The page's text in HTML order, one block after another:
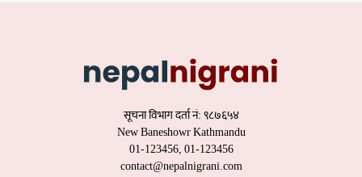
सूचना विभाग दर्ता नं: ९८७६५४
New Baneshowr Kathmandu
01-123456, 01-123456
contact@nepalnigrani.com